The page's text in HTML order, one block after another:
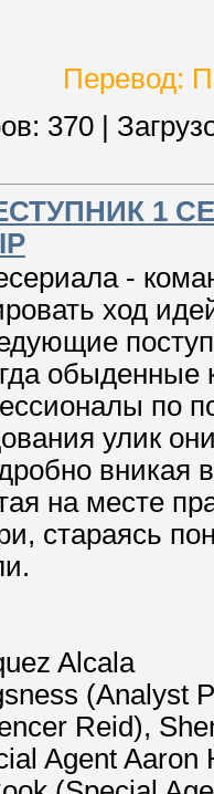
Перевод:
370
1
-
ход
обыденные
по
улик
вникая
на месте
стараясь
Alcala
(Analyst
Reid),
Agent